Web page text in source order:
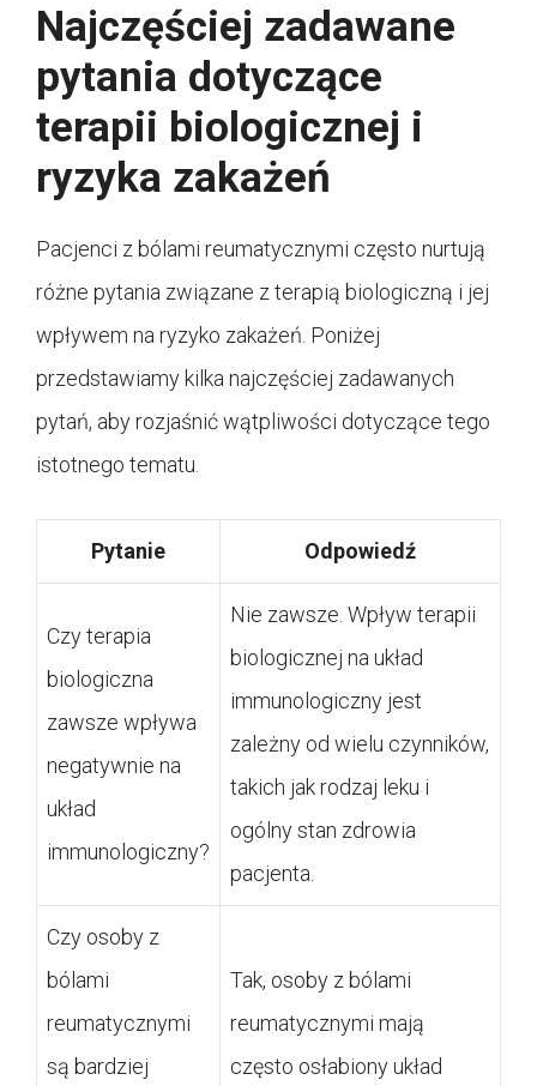
Najczęściej zadawane
pytania dotyczące
terapii biologicznej i
ryzyka zakażeń
Pacjenci z bólami reumatycznymi często nurtują
różne pytania związane z terapią biologiczną i jej
wpływem na ryzyko zakażeń. Poniżej
przedstawiamy kilka najczęściej zadawanych
pytań, aby rozjaśnić wątpliwości dotyczące tego
istotnego tematu.
Pytanie Odpowiedź
Czy terapia
biologiczna
zawsze wpływa
negatywnie na
układ
immunologiczny?
Nie zawsze. Wpływ terapii
biologicznej na układ
immunologiczny jest
zależny od wielu czynników,
takich jak rodzaj leku i
ogólny stan zdrowia
pacjenta.
Czy osoby z
bólami
reumatycznymi
są bardziej
Tak, osoby z bólami
reumatycznymi mają
często osłabiony układ